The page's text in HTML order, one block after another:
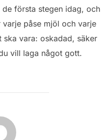
första stegen idag, och
påse mjöl och varje
vara: oskadad, säker
vill laga något gott.